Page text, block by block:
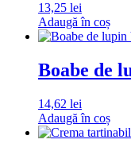
13,25 lei
Adaugă în coș
Boabe de
14,62 lei
Adaugă în coș